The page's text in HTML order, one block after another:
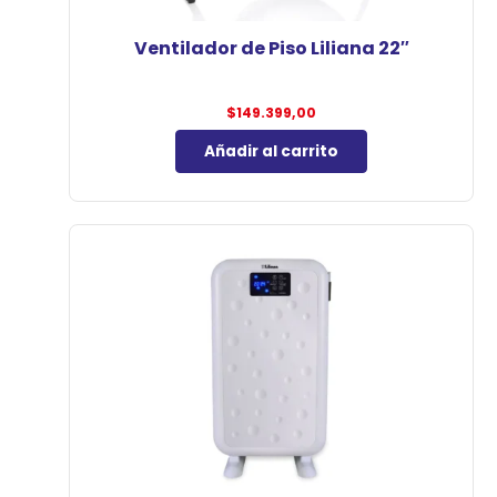
Ventilador de Piso Liliana 22″
$149.399,00
Añadir al carrito